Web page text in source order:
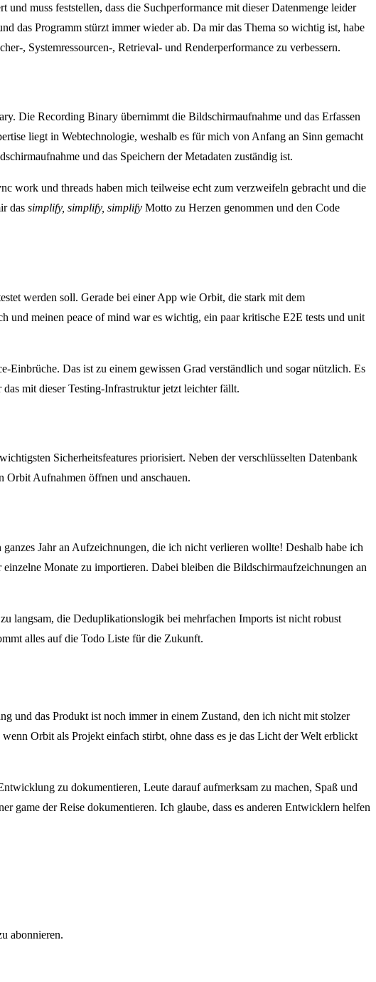
muss feststellen, dass die Suchperformance mit dieser Datenmenge leider
das Programm stürzt immer wieder ab. Da mir das Thema so wichtig ist, habe
, Systemressourcen-, Retrieval- und Renderperformance zu verbessern.
Die Recording Binary übernimmt die Bildschirmaufnahme und das Erfassen
liegt in Webtechnologie, weshalb es für mich von Anfang an Sinn gemacht
und das Speichern der Metadaten zuständig ist.
work und threads haben mich teilweise echt zum verzweifeln gebracht und die
das simplify, simplify, simplify Motto zu Herzen genommen und den Code
werden soll. Gerade bei einer App wie Orbit, die stark mit dem
und meinen peace of mind war es wichtig, ein paar kritische E2E tests und unit
Das ist zu einem gewissen Grad verständlich und sogar nützlich. Es
mit dieser Testing-Infrastruktur jetzt leichter fällt.
Sicherheitsfeatures priorisiert. Neben der verschlüsselten Datenbank
Orbit Aufnahmen öffnen und anschauen.
Jahr an Aufzeichnungen, die ich nicht verlieren wollte! Deshalb habe ich
Monate zu importieren. Dabei bleiben die Bildschirmaufzeichnungen an
langsam, die Deduplikationslogik bei mehrfachen Imports ist nicht robust
alles auf die Todo Liste für die Zukunft.
und das Produkt ist noch immer in einem Zustand, den ich nicht mit stolzer
Orbit als Projekt einfach stirbt, ohne dass es je das Licht der Welt erblickt
zu dokumentieren, Leute darauf aufmerksam zu machen, Spaß und
game der Reise dokumentieren. Ich glaube, dass es anderen Entwicklern helfen
abonnieren.